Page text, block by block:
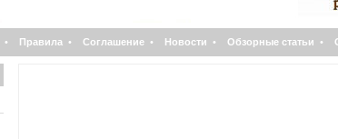
• Правила • Соглашение • Новости • Обзорные статьи •